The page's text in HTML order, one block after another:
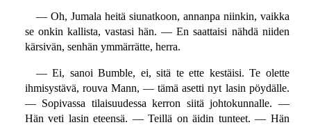
— Oh, Jumala heitä siunatkoon, annanpa niinkin, vaikka
se onkin kallista, vastasi hän. — En saattaisi nähdä niiden
kärsivän, senhän ymmärrätte, herra.
— Ei, sanoi Bumble, ei, sitä te ette kestäisi. Te olette
ihmisystävä, rouva Mann, — tämä asetti nyt lasin pöydälle.
— Sopivassa tilaisuudessa kerron siitä johtokunnalle. —
Hän veti lasin eteensä. — Teillä on äidin tunteet. — Hän